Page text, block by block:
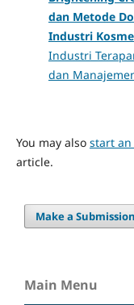
dan Metode
Industri
Industri
dan
You may also start an
article.
Make a Submission
Main Menu